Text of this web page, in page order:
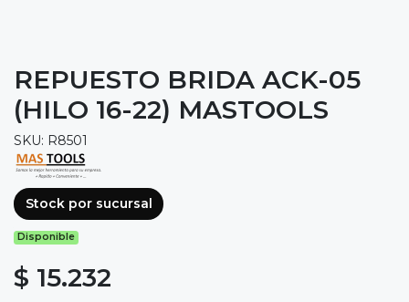
REPUESTO BRIDA ACK-05
(HILO 16-22) MASTOOLS
SKU: R8501
Stock por sucursal
Disponible
$ 15.232